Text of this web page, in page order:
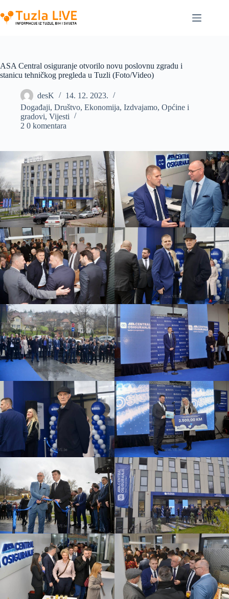
to
content
ASA Central osiguranje otvorilo novu poslovnu zgradu i
stanicu tehničkog pregleda u Tuzli (Foto/Video)
desK
14. 12. 2023.
Događaji, Društvo, Ekonomija, Izdvajamo, Općine i
gradovi, Vijesti
2 0 komentara